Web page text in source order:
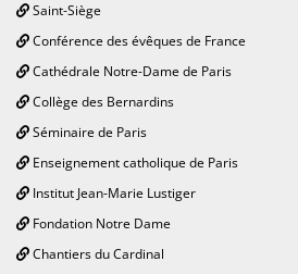
Saint-Siège
Conférence des évêques de France
Cathédrale Notre-Dame de Paris
Collège des Bernardins
Séminaire de Paris
Enseignement catholique de Paris
Institut Jean-Marie Lustiger
Fondation Notre Dame
Chantiers du Cardinal